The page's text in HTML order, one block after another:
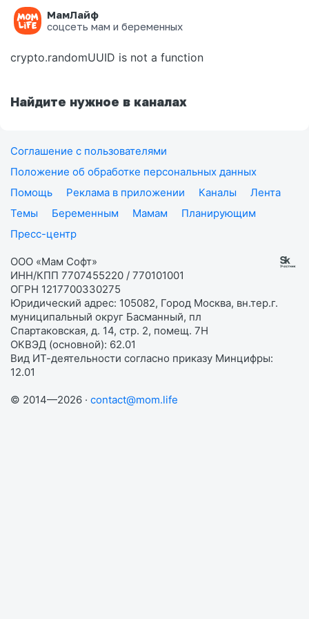
МамЛайф
соцсеть мам и беременных
Ошибка на странице
crypto.randomUUID is not a function
Найдите нужное в каналах
Соглашение с пользователями
Положение об обработке персональных данных
Помощь
Реклама в приложении Каналы
Лента
Темы
Беременным Мамам
Планирующим
Пресс-центр
ООО «Мам Софт»
ИНН/КПП 7707455220 / 770101001
ОГРН 1217700330275
Юридический адрес: 105082, Город Москва, вн.тер.г.
муниципальный округ Басманный, пл
Спартаковская, д. 14, стр. 2, помещ. 7Н
ОКВЭД (основной): 62.01
Вид ИТ-деятельности согласно приказу Минцифры:
12.01
© 2014—2026 · contact@mom.life